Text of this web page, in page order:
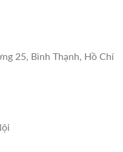
25, Bình Thạnh, Hồ Chí